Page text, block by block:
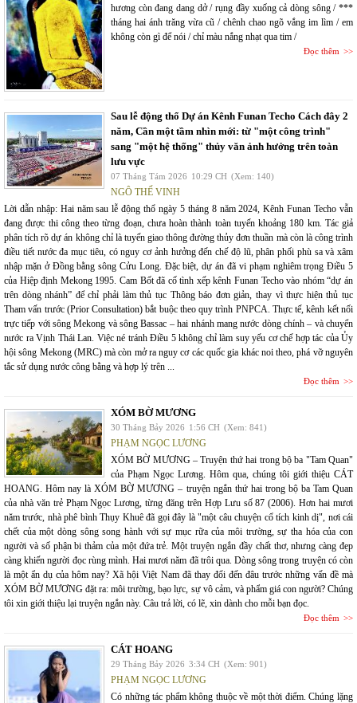
hương còn đang dang dở / rụng đầy xuống cả dòng sông / ***
tháng hai ánh trăng vừa cũ / chênh chao ngõ vắng im lìm / em
không còn gì để nói / chỉ màu nắng nhạt qua tim /
Đọc thêm
Sau lễ động thổ Dự án Kênh Funan Techo Cách đây 2
năm, Cần một tầm nhìn mới: từ "một công trình"
sang "một hệ thống" thủy văn ảnh hưởng trên toàn
lưu vực
07 Tháng Tám 2026 10:29 CH (Xem: 140)
NGÔ THẾ VINH
Lời dẫn nhập: Hai năm sau lễ động thổ ngày 5 tháng 8 năm 2024, Kênh Funan Techo vẫn
đang được thi công theo từng đoạn, chưa hoàn thành toàn tuyến khoảng 180 km. Tác giả
phân tích rõ dự án không chỉ là tuyến giao thông đường thủy đơn thuần mà còn là công trình
điều tiết nước đa mục tiêu, có nguy cơ ảnh hưởng đến chế độ lũ, phân phối phù sa và xâm
nhập mặn ở Đồng bằng sông Cửu Long. Đặc biệt, dự án đã vi phạm nghiêm trọng Điều 5
của Hiệp định Mekong 1995. Cam Bốt đã cố tình xếp kênh Funan Techo vào nhóm “dự án
trên dòng nhánh” để chỉ phải làm thủ tục Thông báo đơn giản, thay vì thực hiện thủ tục
Tham vấn trước (Prior Consultation) bắt buộc theo quy trình PNPCA. Thực tế, kênh kết nối
trực tiếp với sông Mekong và sông Bassac – hai nhánh mang nước dòng chính – và chuyển
nước ra Vịnh Thái Lan. Việc né tránh Điều 5 không chỉ làm suy yếu cơ chế hợp tác của Ủy
hội sông Mekong (MRC) mà còn mở ra nguy cơ các quốc gia khác noi theo, phá vỡ nguyên
tắc sử dụng nước công bằng và hợp lý trên ...
Đọc thêm
XÓM BỜ MƯƠNG
30 Tháng Bảy 2026 1:56 CH (Xem: 841)
PHẠM NGỌC LƯƠNG
XÓM BỜ MƯƠNG – Truyện thứ hai trong bộ ba "Tam Quan"
của Phạm Ngọc Lương. Hôm qua, chúng tôi giới thiệu CÁT
HOANG. Hôm nay là XÓM BỜ MƯƠNG – truyện ngắn thứ hai trong bộ ba Tam Quan
của nhà văn trẻ Phạm Ngọc Lương, từng đăng trên Hợp Lưu số 87 (2006). Hơn hai mươi
năm trước, nhà phê bình Thụy Khuê đã gọi đây là "một câu chuyện cổ tích kinh dị", nơi cái
chết của một dòng sông song hành với sự mục rữa của môi trường, sự tha hóa của con
người và số phận bi thảm của một đứa trẻ. Một truyện ngắn đầy chất thơ, nhưng càng đẹp
càng khiến người đọc rùng mình. Hai mươi năm đã trôi qua. Dòng sông trong truyện có còn
là một ẩn dụ của hôm nay? Xã hội Việt Nam đã thay đổi đến đâu trước những vấn đề mà
XÓM BỜ MƯƠNG đặt ra: môi trường, bạo lực, sự vô cảm, và phẩm giá con người? Chúng
tôi xin giới thiệu lại truyện ngắn này. Câu trả lời, có lẽ, xin dành cho mỗi bạn đọc.
Đọc thêm
CÁT HOANG
29 Tháng Bảy 2026 3:34 CH (Xem: 901)
PHẠM NGỌC LƯƠNG
Có những tác phẩm không thuộc về một thời điểm. Chúng lặng